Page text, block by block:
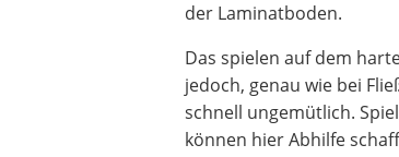
der Laminatboden.
Das spielen auf dem
jedoch, genau wie bei
schnell ungemütlich.
können hier Abhilfe